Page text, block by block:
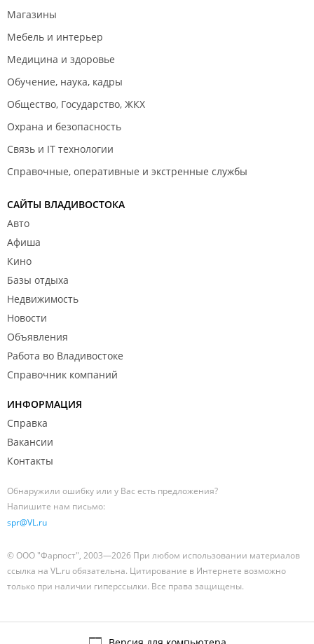
Магазины
Мебель и интерьер
Медицина и здоровье
Обучение, наука, кадры
Общество, Государство, ЖКХ
Охрана и безопасность
Связь и IT технологии
Справочные, оперативные и экстренные службы
САЙТЫ ВЛАДИВОСТОКА
Авто
Афиша
Кино
Базы отдыха
Недвижимость
Новости
Объявления
Работа во Владивостоке
Справочник компаний
ИНФОРМАЦИЯ
Справка
Вакансии
Контакты
Обнаружили ошибку или у Вас есть предложения?
Напишите нам письмо:
spr@VL.ru
© ООО "Фарпост", 2003—2026 При любом использовании материалов
ссылка на VL.ru обязательна. Цитирование в Интернете возможно
только при наличии гиперссылки. Все права защищены.